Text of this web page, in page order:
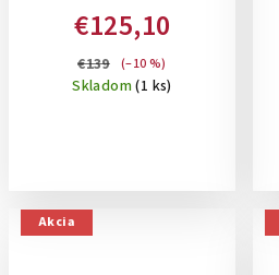
15,6 " NOTEBOOK
€125,10
€139 (–10 %)
Skladom(1 ks)
Akcia